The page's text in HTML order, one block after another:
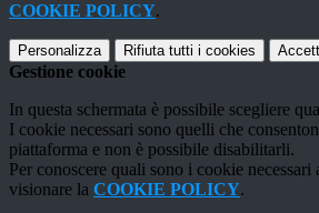
COOKIE POLICY.
Personalizza Rifiuta tutti i cookies
Gestione cookie
In questa schermata è possibile scegliere
I cookie necessari sono quelli che
piattaforma e non è possibile disabilitarli.
Per conoscere quali sono i cookie
visionare la COOKIE POLICY.